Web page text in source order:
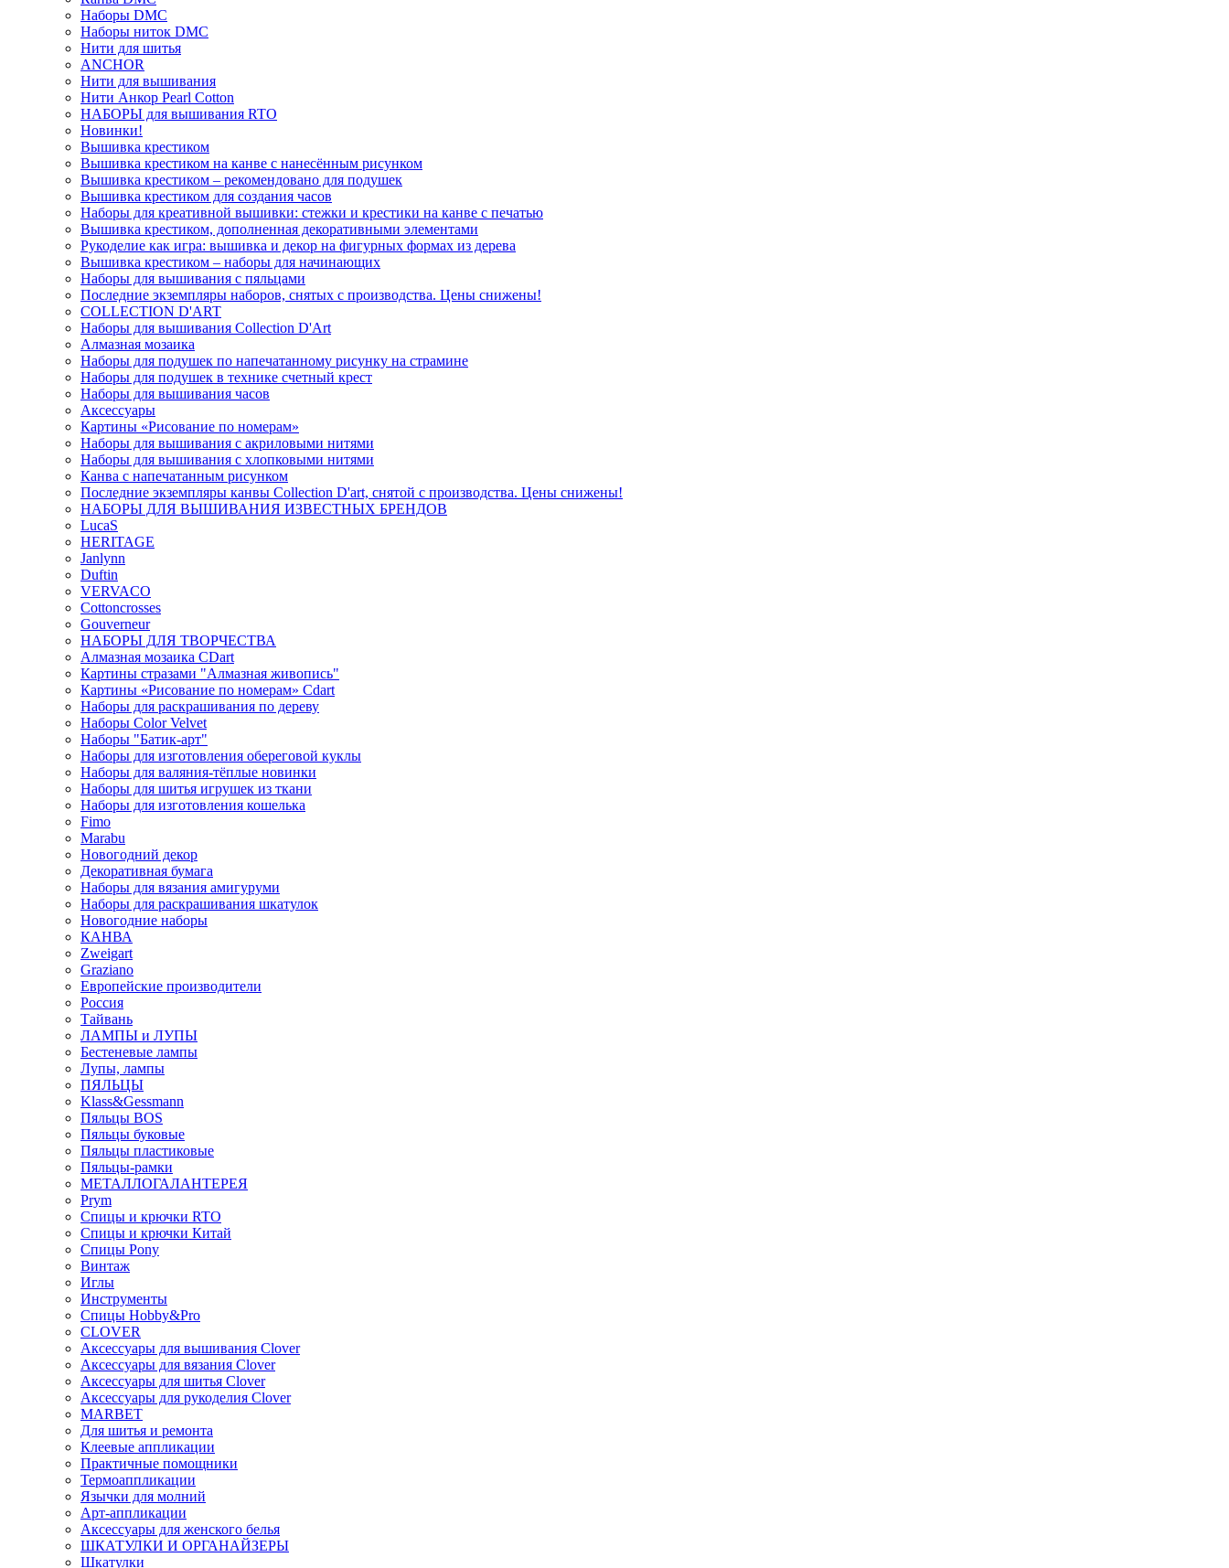
Наборы DMC
Наборы ниток DMC
Нити для шитья
ANCHOR
Нити для вышивания
Нити Анкор Pearl Cotton
НАБОРЫ для вышивания RTO
Новинки!
Вышивка крестиком
Вышивка крестиком на канве с нанесённым рисунком
Вышивка крестиком – рекомендовано для подушек
Вышивка крестиком для создания часов
Наборы для креативной вышивки: стежки и крестики на канве с печатью
Вышивка крестиком, дополненная декоративными элементами
Рукоделие как игра: вышивка и декор на фигурных формах из дерева
Вышивка крестиком – наборы для начинающих
Наборы для вышивания с пяльцами
Последние экземпляры наборов, снятых с производства. Цены снижены!
COLLECTION D'ART
Наборы для вышивания Collection D'Art
Алмазная мозаика
Наборы для подушек по напечатанному рисунку на страмине
Наборы для подушек в технике счетный крест
Наборы для вышивания часов
Аксессуары
Картины «Рисование по номерам»
Наборы для вышивания с акриловыми нитями
Наборы для вышивания с хлопковыми нитями
Канва с напечатанным рисунком
Последние экземпляры канвы Collection D'art, снятой с производства. Цены снижены!
НАБОРЫ ДЛЯ ВЫШИВАНИЯ ИЗВЕСТНЫХ БРЕНДОВ
LucaS
HERITAGE
Janlynn
Duftin
VERVACO
Cottoncrosses
Gouverneur
НАБОРЫ ДЛЯ ТВОРЧЕСТВА
Алмазная мозаика CDart
Картины стразами "Алмазная живопись"
Картины «Рисование по номерам» Сdart
Наборы для раскрашивания по дереву
Наборы Сolor Velvet
Наборы "Батик-арт"
Наборы для изготовления обереговой куклы
Наборы для валяния-тёплые новинки
Наборы для шитья игрушек из ткани
Наборы для изготовления кошелька
Fimo
Marabu
Новогодний декор
Декоративная бумага
Наборы для вязания амигуруми
Наборы для раскрашивания шкатулок
Новогодние наборы
КАНВА
Zweigart
Graziano
Европейские производители
Россия
Тайвань
ЛАМПЫ и ЛУПЫ
Бестеневые лампы
Лупы, лампы
ПЯЛЬЦЫ
Klass&Gessmann
Пяльцы BOS
Пяльцы буковые
Пяльцы пластиковые
Пяльцы-рамки
МЕТАЛЛОГАЛАНТЕРЕЯ
Prym
Спицы и крючки RTO
Спицы и крючки Китай
Спицы Pony
Винтаж
Иглы
Инструменты
Спицы Hobby&Pro
CLOVER
Аксессуары для вышивания Clover
Аксессуары для вязания Clover
Аксессуары для шитья Clover
Аксессуары для рукоделия Clover
MARBET
Для шитья и ремонта
Клеевые аппликации
Практичные помощники
Термоаппликации
Язычки для молний
Арт-аппликации
Аксессуары для женского белья
ШКАТУЛКИ И ОРГАНАЙЗЕРЫ
Шкатулки